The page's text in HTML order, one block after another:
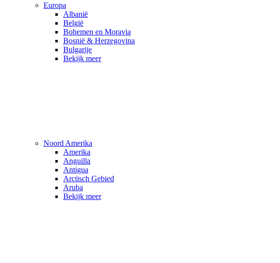
Europa
Albanië
België
Bohemen en Moravia
Bosnië & Herzegovina
Bulgarije
Bekijk meer
Noord Amerika
Amerika
Anguilla
Antigua
Arctisch Gebied
Aruba
Bekijk meer